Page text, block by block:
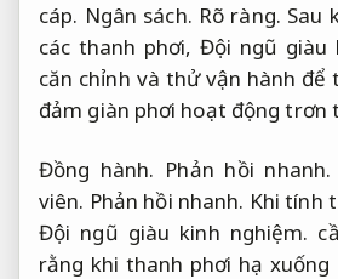
cáp. Ngân sách. Rõ ràng. Sau
các thanh phơi, Đội ngũ giàu
căn chỉnh và thử vận hành
đảm giàn phơi hoạt động trơn
Đồng hành. Phản hồi nhanh.
viên. Phản hồi nhanh. Khi tính
Đội ngũ giàu kinh nghiệm.
rằng khi thanh phơi hạ xuống